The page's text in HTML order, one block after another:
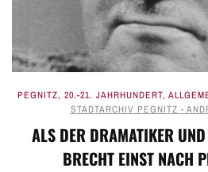
PEGNITZ, 20.-21. JAHRHUNDERT,
STADTARCHIV PEGNITZ -
ALS DER DRAMATIKER
BRECHT EINST NACH